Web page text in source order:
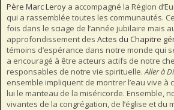
Père Marc Leroy a accompagné la Région
qui a rassemblée toutes les communautés.
fois dans le sciage de l’année jubilaire mais
approfondissement des Actes du Chapitre
témoins d’espérance dans notre monde qui
a encouragé à être acteurs actifs de notre
responsables de notre vie spirituelle.Aller à
ensemble impliquent de montrer l’eau vive à
lui le manteau de la miséricorde. Ensemble,
vivantes de la congrégation, de l’église et du